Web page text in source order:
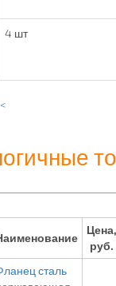
4 шт
Цена,
руб.
сталь